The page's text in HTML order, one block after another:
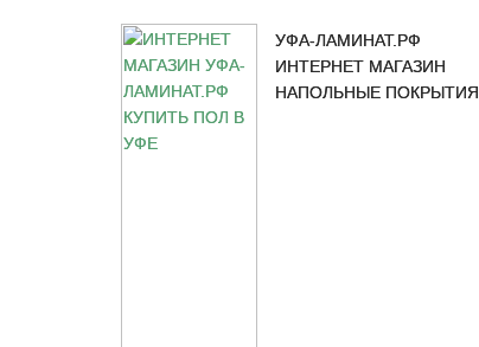
УФА-ЛАМИНАТ.РФ
ИНТЕРНЕТ МАГАЗИН
НАПОЛЬНЫЕ ПОКРЫТИЯ